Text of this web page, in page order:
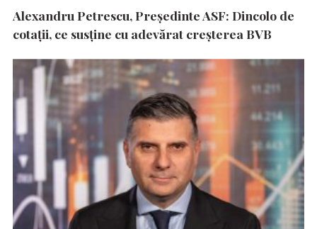
Alexandru Petrescu, Președinte ASF: Dincolo de
cotații, ce susține cu adevărat creșterea BVB